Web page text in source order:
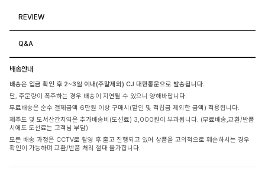
REVIEW
Q&A
배송안내
배송은 입금 확인 후 2~3일 이내(주말제외) CJ 대한통운으로 발송됩니다.
단, 주문량이 폭주하는 경우 배송이 지연될 수 있으니 양해바랍니다.
무료배송은 순수 결제금액 6만원 이상 구매시(할인 및 적립금 제외한 금액) 적용됩니다.
제주도 및 도서산간지역은 추가배송비(도선료) 3,000원이 부과됩니다. (무료배송,교환/반품
시에도 도선료는 고객님 부담)
모든 배송 과정은 CCTV로 촬영 후 출고 진행되고 있어 상품을 고의적으로 훼손하시는 경우
확인이 가능하며 교환/반품 처리 절대 불가합니다.